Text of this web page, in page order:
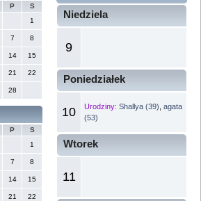
P
S
1
7 8
14 15
21 22
28
P
S
1
7 8
14 15
21 22
Tydzień 11
Niedziela
9
Poniedziałek
10 Urodziny: Shallya (39) agata
(53)
Wtorek
11